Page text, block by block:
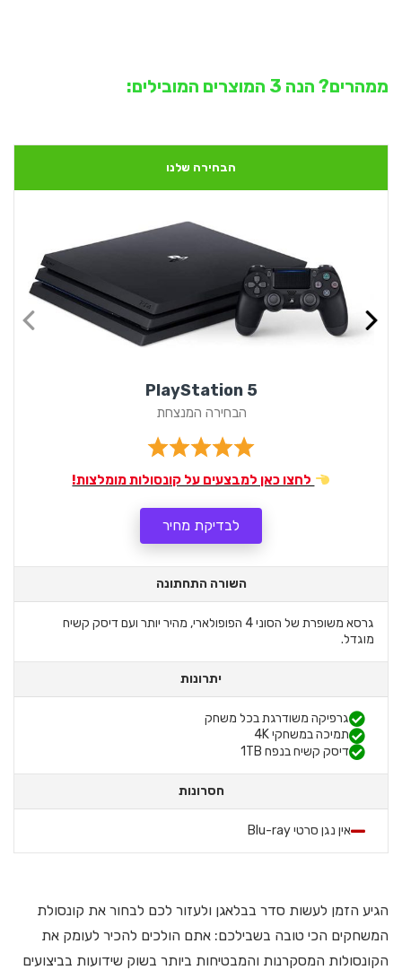
ממהרים? הנה 3 המוצרים המובילים:
הבחירה שלנו
PlayStation 5
הבחירה המנצחת
לחצו כאן למבצעים על קונסולות מומלצות!
לבדיקת מחיר
השורה התחתונה
גרסא משופרת של הסוני 4 הפופולארי, מהיר יותר ועם דיסק קשיח
מוגדל.
יתרונות
גרפיקה משודרגת בכל משחק
תמיכה במשחקי 4K
דיסק קשיח בנפח 1TB
חסרונות
אין נגן סרטי Blu-ray
הגיע הזמן לעשות סדר בבלאגן ולעזור לכם לבחור את קונסולת
המשחקים הכי טובה בשבילכם: אתם הולכים להכיר לעומק את
הקונסולות המסקרנות והמבטיחות ביותר בשוק שידועות בביצועים